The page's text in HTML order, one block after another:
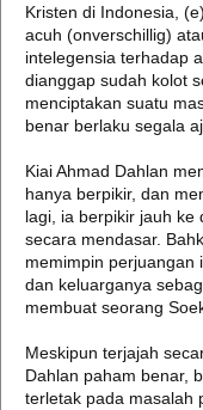
Kristen di Indonesia,
acuh (onverschillig)
intelegensia terhadap
dianggap sudah kolot
menciptakan suatu
benar berlaku segala
Kiai Ahmad Dahlan
hanya berpikir, dan
lagi, ia berpikir jauh ke
secara mendasar.
memimpin perjuangan
dan keluarganya
membuat seorang
Meskipun terjajah
Dahlan paham benar,
terletak pada masalah